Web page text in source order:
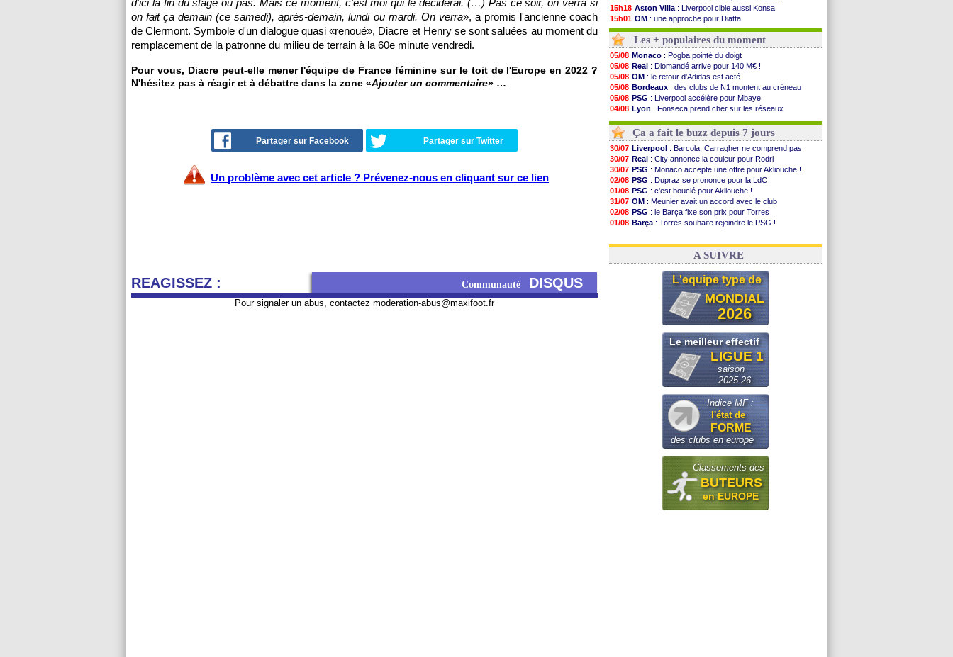
d'ici la fin du stage ou pas. Mais ce moment, c'est moi qui le déciderai. (…) Pas ce soir, on verra si
on fait ça demain (ce samedi), après-demain, lundi ou mardi. On verra», a promis l'ancienne coach
de Clermont. Symbole d'un dialogue quasi «renoué», Diacre et Henry se sont saluées au moment du
remplacement de la patronne du milieu de terrain à la 60e minute vendredi.
Pour vous, Diacre peut-elle mener l'équipe de France féminine sur le toit de l'Europe en 2022 ?
N'hésitez pas à réagir et à débattre dans la zone «Ajouter un commentaire» …
Partager sur Facebook Partager sur Twitter
Un problème avec cet article ? Prévenez-nous en cliquant sur ce lien
REAGISSEZ : Communauté DISQUS
Pour signaler un abus, contactez moderation-abus@maxifoot.fr
15h18 Aston Villa : Liverpool cible aussi Konsa
15h01 OM : une approche pour Diatta
14h46 Le Havre: Diaw va signer à Lille
14h25
Trabzonspor: Salah a signé ! (officiel)
14h12 Bordeaux: les mots de Mavuba
13h51
FIFA: Al-Khelaïfi président ? Tebas dit non
13h29
Fenerbahçe: Greenwood savoure son premier ...
13h11
Bordeaux: Mavuba n'est plus l'entraîneur (off.)
12h46
Galatasaray: Milan rejette 35 M€ pour Leão
12h28
Southampton: D. Traoré prêté au Mans (officiel)
12h10
Real : Vinicius tout proche de prolonger !
11h58 VIDEO: un accueil impressionnant pour Salah !
11h35
Real: Diomandé attendu ce jeudi à Madrid !
11h19
Real: Rodri, la piste Barça se confirme
11h07 PSG : Akliouche arrive ce jeudi à Paris !
10h53
Médias: la Liga quitte beIN Sports !
10h36
PSG : pas d'inquiétude pour Rafael Pol
10h13
Real : ça se complique pour Rodri !
Voir les brèves précédentes
Les + populaires du moment
05/08 Monaco : Pogba pointé du doigt
05/08 Real : Diomandé arrive pour 140 M€ !
05/08 OM : le retour d'Adidas est acté
05/08 Bordeaux : des clubs de N1 montent au créneau
05/08 PSG : Liverpool accélère pour Mbaye
04/08 Lyon : Fonseca prend cher sur les réseaux
06/08
PSG: Luis Enrique satisfait malgré tout
Ça a fait le buzz depuis 7 jours
30/07 Liverpool : Barcola, Carragher ne comprend pas
30/07 Real : City annonce la couleur pour Rodri
30/07 PSG : Monaco accepte une offre pour Akliouche !
02/08 PSG : Dupraz se prononce pour la LdC
01/08 PSG : c'est bouclé pour Akliouche !
31/07 OM : Meunier avait un accord avec le club
02/08 PSG : le Barça fixe son prix pour Torres
01/08 Barça : Torres souhaite rejoindre le PSG !
03/08 Argentine: quand Medina recadre... sa mère
A SUIVRE
L'equipe type de
MONDIAL
2026
Le meilleur effectif
LIGUE 1
saison
2025-26
Indice MF :
l'état de
FORME
des clubs en europe
Classements des
BUTEURS
en EUROPE